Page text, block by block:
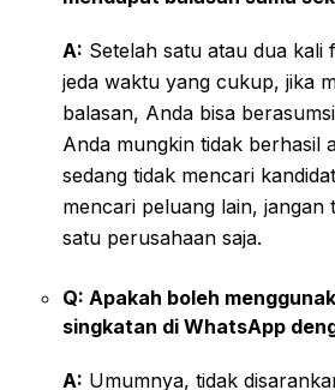
A: Setelah satu atau dua
jeda waktu yang cukup, jika
balasan, Anda bisa
Anda mungkin tidak berhasil
sedang tidak mencari
mencari peluang lain,
satu perusahaan saja.
Q: Apakah boleh
singkatan di WhatsApp
A: Umumnya, tidak